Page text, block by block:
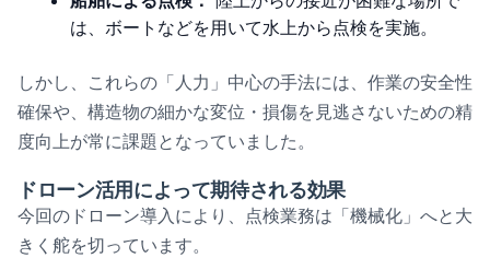
は、ボートなどを用いて水上から点検を実施。
しかし、これらの「人力」中心の手法には、作業の安全性
確保や、構造物の細かな変位・損傷を見逃さないための精
度向上が常に課題となっていました。
ドローン活用によって期待される効果
今回のドローン導入により、点検業務は「機械化」へと大
きく舵を切っています。